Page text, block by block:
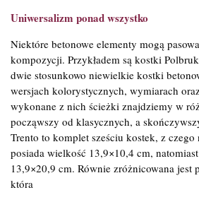
Uniwersalizm ponad wszystko
Niektóre betonowe elementy mogą
kompozycji. Przykładem są kostki
dwie stosunkowo niewielkie kostki
wersjach kolorystycznych, wymiarach
wykonane z nich ścieżki znajdziemy w
począwszy od klasycznych, a
Trento to komplet sześciu kostek, z
posiada wielkość 13,9×10,4 cm,
13,9×20,9 cm. Równie zróżnicowana jest
która